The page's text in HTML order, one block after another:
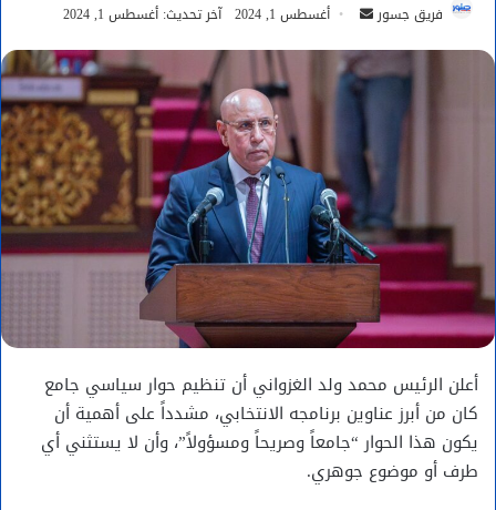
فريق جسور
أرسل
إلكترونيا
أغسطس 1, 2024 آخر تحديث: أغسطس 1, 2024
أعلن الرئيس محمد ولد الغزواني أن تنظيم حوار سياسي جامع
كان من أبرز عناوين برنامجه الانتخابي، مشدداً على أهمية أن
يكون هذا الحوار “جامعاً وصريحاً ومسؤولاً”، وأن لا يستثني أي
طرف أو موضوع جوهري.